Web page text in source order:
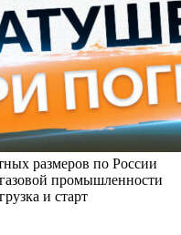
размеров по России
промышленности
и старт